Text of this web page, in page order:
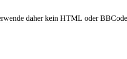
daher kein HTML oder